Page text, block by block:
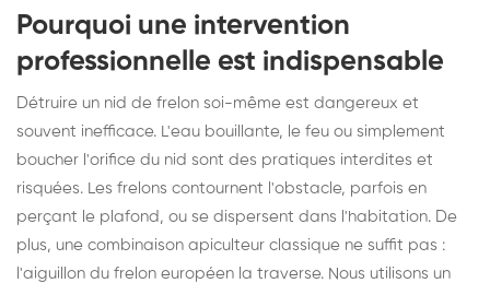
Pourquoi une intervention
professionnelle est indispensable
Détruire un nid de frelon soi-même est dangereux et
souvent inefficace. L'eau bouillante, le feu ou simplement
boucher l'orifice du nid sont des pratiques interdites et
risquées. Les frelons contournent l'obstacle, parfois en
perçant le plafond, ou se dispersent dans l'habitation. De
plus, une combinaison apiculteur classique ne suffit pas :
l'aiguillon du frelon européen la traverse. Nous utilisons un